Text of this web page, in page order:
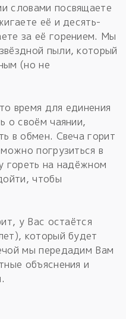
словами посвящаете
её и десять-
за её горением. Мы
пыли, который
(но не
время для единения
о своём чаянии,
в обмен. Свеча горит
погрузиться в
гореть на надёжном
чтобы
у Вас остаётся
который будет
мы передадим Вам
объяснения и